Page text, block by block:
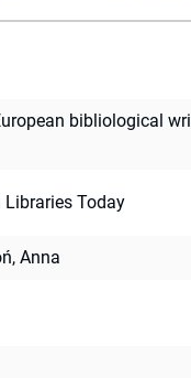
bibliological
Libraries Today
Anna